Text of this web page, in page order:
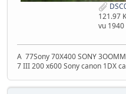
121.97
vu 1940
A 77Sony 70X400 SONY
7 III 200 x600 Sony canon 1DX